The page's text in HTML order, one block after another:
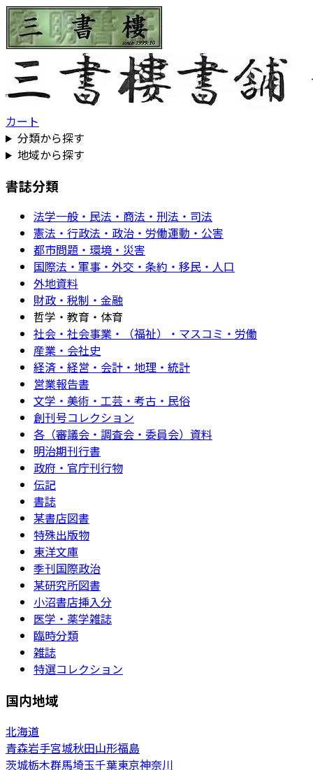
カート
分類から探す
地域から探す
書誌分類
法学一般・民法・商法・刑法・司法
憲法・行政法・政治・労働運動・公害
都市問題・環境・災害
国際法・軍事・外交・条約・移民・人口
外地資料
財政・税制・金融
哲学・教育・体育
社会・社会事業・（福祉）・マスコミ・労働
産業・会社史
経済・経営・会計・地理・統計
営業報告書
文学・美術・工芸・考古・民俗
創刊号コレクション
各（審議会・調査会・委員会）資料
明治期刊行書
政府・官庁刊行物
伝記
書誌
某書店図書
特殊出版物
東洋文庫
季刊国際政治
某研究所図書
小沼書店挿入分
医学・薬学雑誌
臨時分類
雑誌
特選コレクション
国内地域
北海道
青森岩手宮城秋田山形福島
茨城栃木群馬埼玉千葉東京神奈川